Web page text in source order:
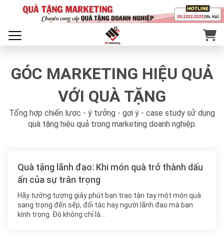
GÓC MARKETING HIỆU QUẢ
VỚI QUÀ TẶNG
Tổng hợp chiến lược - ý tưởng - gợi ý - case study sử dụng
quà tặng hiệu quả trong marketing doanh nghiệp.
Quà tặng lãnh đạo: Khi món quà trở thành dấu
ấn của sự trân trọng
Hãy tưởng tượng giây phút bạn trao tận tay một món quà
sang trọng đến sếp, đối tác hay người lãnh đạo mà bạn
kính trọng. Đó không chỉ là…